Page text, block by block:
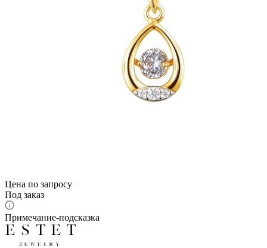
Цена по запросу
Под заказ
Примечание-подсказка